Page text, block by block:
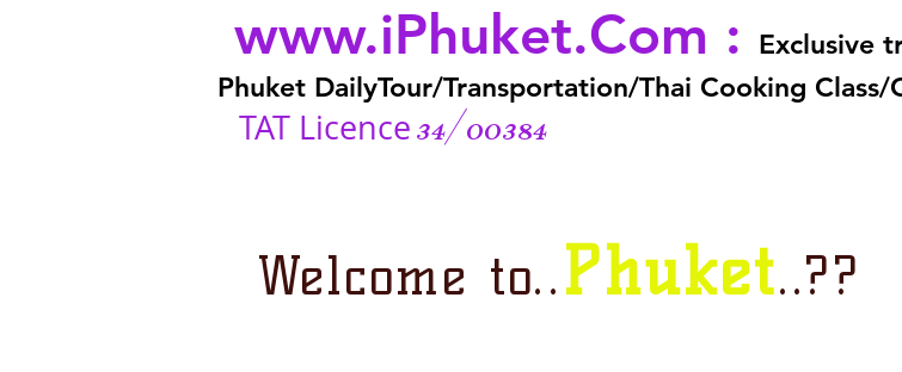
www.iPhuket.Com :
Exclusive
Phuket DailyTour/Transportation/Thai Cooking
TAT Licence34/00384
Welcome to..Phuket..??